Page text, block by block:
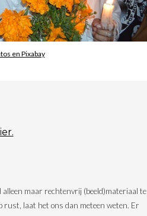
en Pixabay
maar rechtenvrij (beeld)materiaal te
rust, laat het ons dan meteen weten. Er